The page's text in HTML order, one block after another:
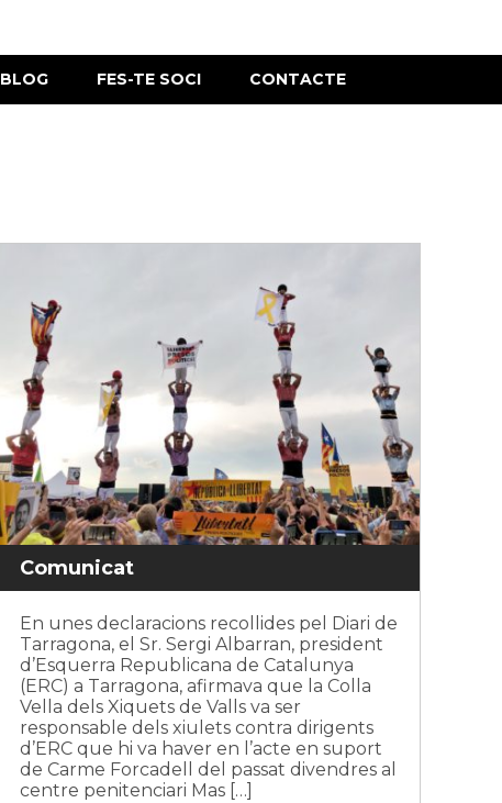
BLOG FES-TE SOCI CONTACTE
Comunicat
En unes declaracions recollides pel Diari de
Tarragona, el Sr. Sergi Albarran, president
d’Esquerra Republicana de Catalunya
(ERC) a Tarragona, afirmava que la Colla
Vella dels Xiquets de Valls va ser
responsable dels xiulets contra dirigents
d’ERC que hi va haver en l’acte en suport
de Carme Forcadell del passat divendres al
centre penitenciari Mas […]